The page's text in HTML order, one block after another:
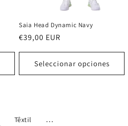
Saia Head Dynamic Navy
Precio
€39,00 EUR
Seleccionar opciones
Têxtil …